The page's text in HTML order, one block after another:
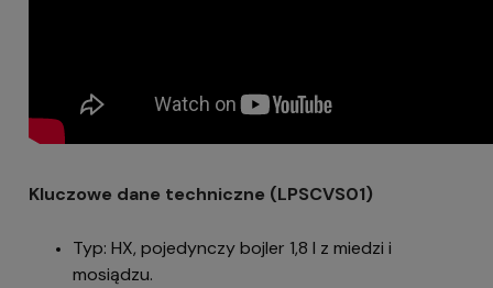
Kluczowe dane techniczne (LPSCVS01)
Typ: HX, pojedynczy bojler 1,8 l z miedzi i
mosiądzu.